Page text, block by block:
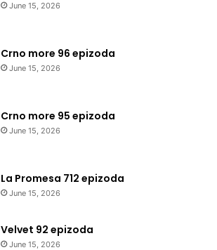
June 15, 2026
Crno more 96 epizoda
June 15, 2026
Crno more 95 epizoda
June 15, 2026
La Promesa 712 epizoda
June 15, 2026
Velvet 92 epizoda
June 15, 2026